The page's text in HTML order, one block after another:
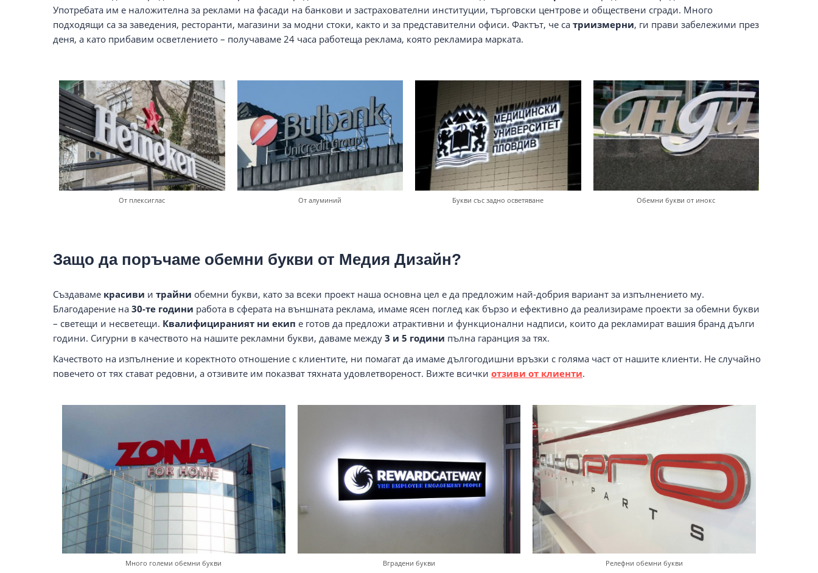
Употребата им е наложителна за реклами на фасади на банкови и застрахователни институции, търговски центрове и обществени сгради. Много
подходящи са за заведения, ресторанти, магазини за модни стоки, както и за представителни офиси. Фактът, че са триизмерни, ги прави забележими през
деня, а като прибавим осветлението – получаваме 24 часа работеща реклама, която рекламира марката.
От плексиглас От алуминий Букви със задно осветяване Обемни букви от инокс
Защо да поръчаме обемни букви от Медия Дизайн?
Създаваме красиви и трайни обемни букви, като за всеки проект наша основна цел е да предложим най-добрия вариант за изпълнението му.
Благодарение на 30-те години работа в сферата на външната реклама, имаме ясен поглед как бързо и ефективно да реализираме проекти за обемни букви
– светещи и несветещи. Квалифицираният ни екип е готов да предложи атрактивни и функционални надписи, които да рекламират вашия бранд дълги
години. Сигурни в качеството на нашите рекламни букви, даваме между 3 и 5 години пълна гаранция за тях.
Качеството на изпълнение и коректното отношение с клиeнтите, ни помагат да имаме дългогодишни връзки с голяма част от нашите клиенти. Не случайно
повечето от тях стават редовни, а отзивите им показват тяхната удовлетвореност. Вижте всички отзиви от клиенти.
Много големи обемни букви Вградени букви Релефни обемни букви